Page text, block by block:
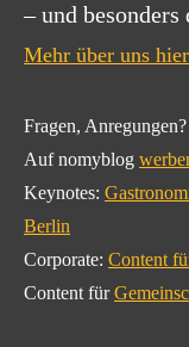
– und
Mehr über uns
Fragen, Anregungen?
Auf nomyblog
Keynotes:
Berlin
Corporate: Content
Content für